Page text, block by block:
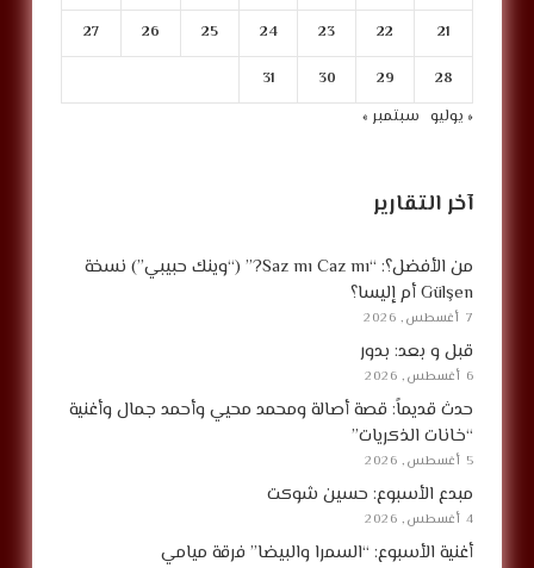
21
22
23
24
25
26
27
28
29
30
31
« يوليو سبتمبر »
آخر التقارير
من الأفضل؟: “Saz mı Caz mı?” (“وينك حبيبي”) نسخة
Gülşen أم إليسا؟
7 أغسطس, 2026
قبل و بعد: بدور
6 أغسطس, 2026
حدث قديماً: قصة أصالة ومحمد محيي وأحمد جمال وأغنية
“خانات الذكريات”
5 أغسطس, 2026
مبدع الأسبوع: حسين شوكت
4 أغسطس, 2026
أغنية الأسبوع: “السمرا والبيضا” فرقة ميامي